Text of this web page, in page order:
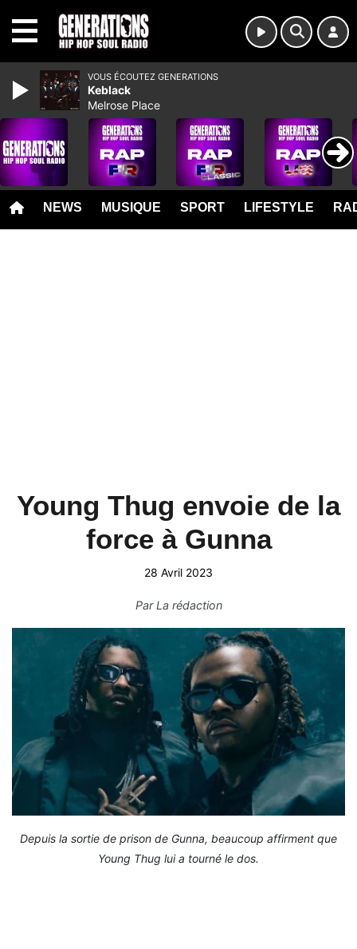
NEWS MUSIQUE SPORT LIFESTYLE
Young Thug envoie de la
force à Gunna
28 Avril 2023
ParLa rédaction
Depuis la sortie de prison de Gunna, beaucoup affirment que
Young Thug lui a tourné le dos.
VOUS ÉCOUTEZ GENERATIONS
Keblack
Melrose Place